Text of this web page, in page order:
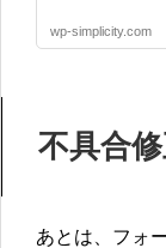
wp-simplicity.com
不具合
あとは、フォ